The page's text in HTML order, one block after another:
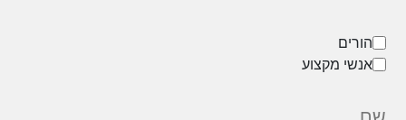
הורים
אנשי מקצוע